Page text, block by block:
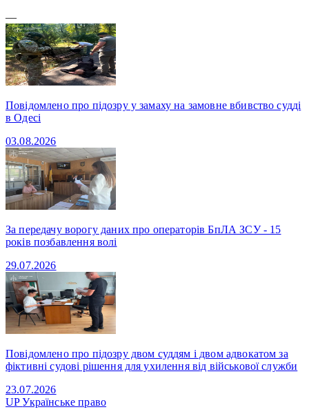
—
Повідомлено про підозру у замаху на замовне вбивство судді
в Одесі
03.08.2026
За передачу ворогу даних про операторів БпЛА ЗСУ - 15
років позбавлення волі
29.07.2026
Повідомлено про підозру двом суддям і двом адвокатом за
фіктивні судові рішення для ухилення від військової служби
23.07.2026
UPУкраїнське право